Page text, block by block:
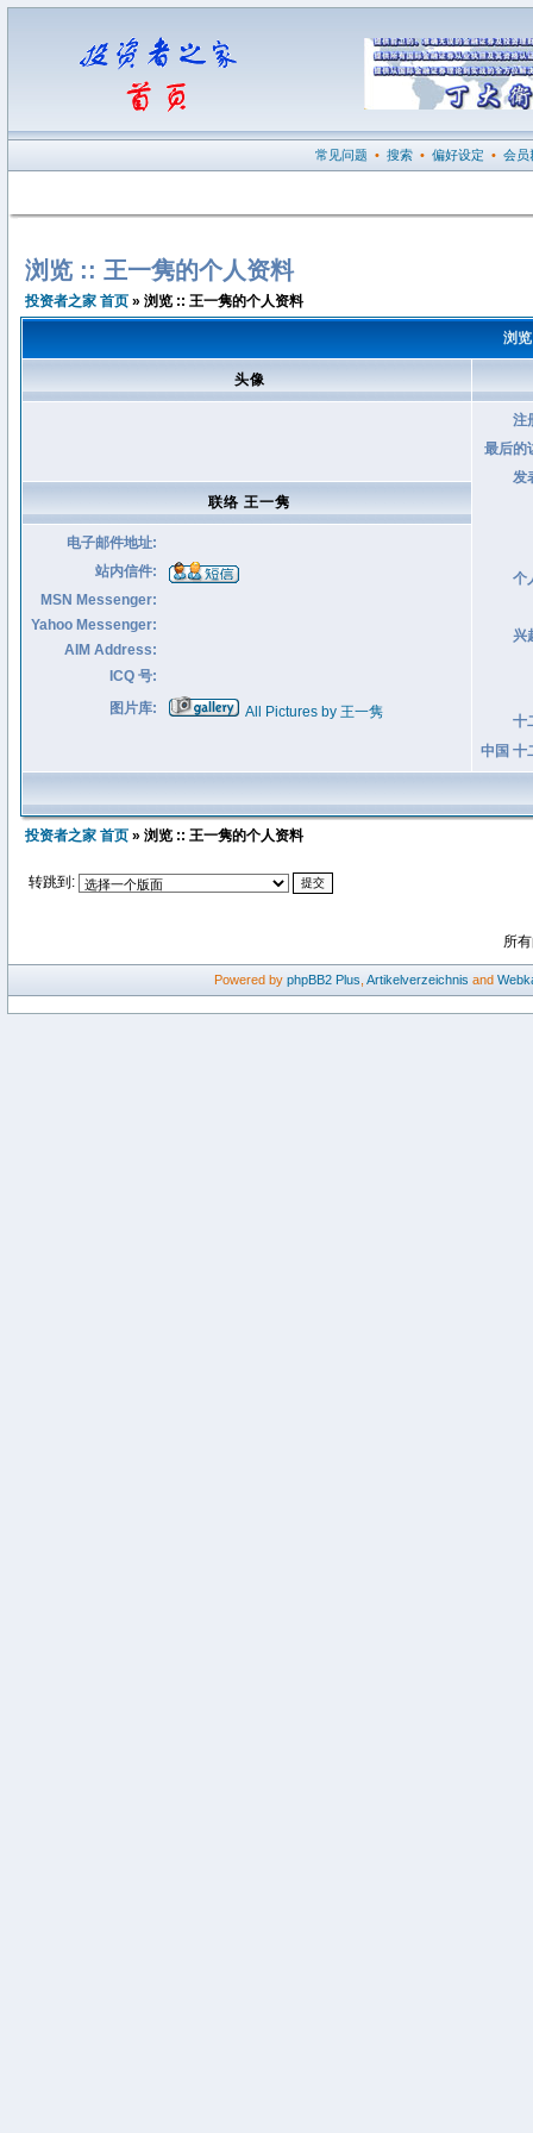
常见问题 • 搜索 • 偏好设定 • 会员
浏览 :: 王一隽的个人资料
投资者之家 首页 » 浏览 :: 王一隽的个人资料
浏
头像
注
最后的
发
个
兴
十
中国 十
联络 王一隽
电子邮件地址:
站内信件:
MSN Messenger:
Yahoo Messenger:
AIM Address:
ICQ 号:
图片库:
All Pictures by 王一隽
投资者之家 首页 » 浏览 :: 王一隽的个人资料
转跳到:
所
Powered by phpBB2 Plus Artikelverzeichnis and